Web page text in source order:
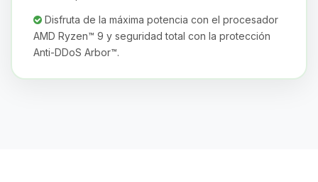
Disfruta de la máxima potencia con el procesador
AMD Ryzen™ 9 y seguridad total con la protección
Anti-DDoS Arbor™.